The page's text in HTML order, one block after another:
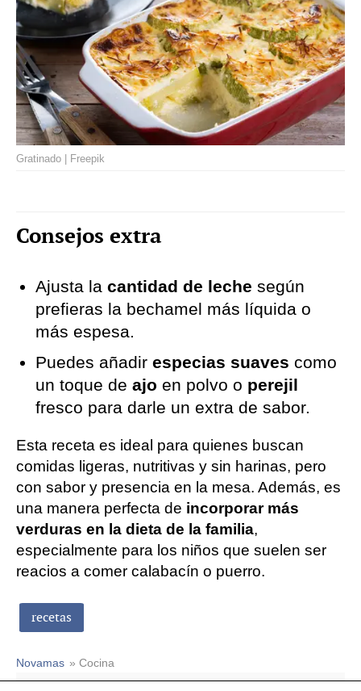
Gratinado | Freepik
Consejos extra
Ajusta lacantidad de lechesegún
prefieras la bechamel más líquida o
más espesa.
Puedes añadir especias suaves como
un toque deajoen polvo o perejil
fresco para darle un extra de sabor.
Esta receta es ideal para quienes buscan
comidas ligeras, nutritivas y sin harinas, pero
con sabor y presencia en la mesa. Además, es
una manera perfecta de incorporar más
verduras en la dieta de la familia,
especialmente para los niños que suelen ser
reacios a comer calabacín o puerro.
recetas
Novamas » Cocina